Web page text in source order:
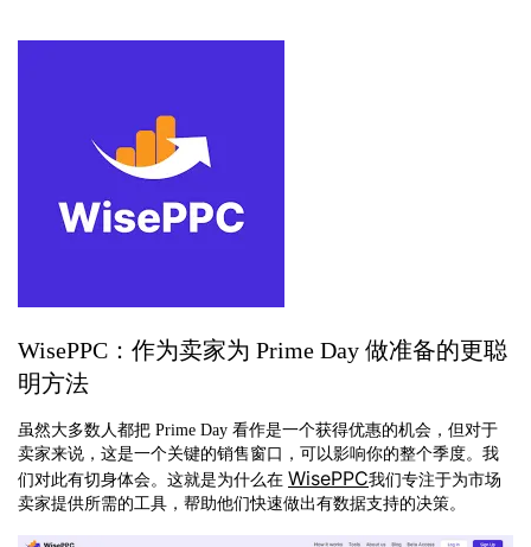
WisePPC：作为卖家为 Prime Day 做准备的更聪
明方法
虽然大多数人都把 Prime Day 看作是一个获得优惠的机会，但对于
卖家来说，这是一个关键的销售窗口，可以影响你的整个季度。我
们对此有切身体会。这就是为什么在 WisePPC我们专注于为市场
卖家提供所需的工具，帮助他们快速做出有数据支持的决策。